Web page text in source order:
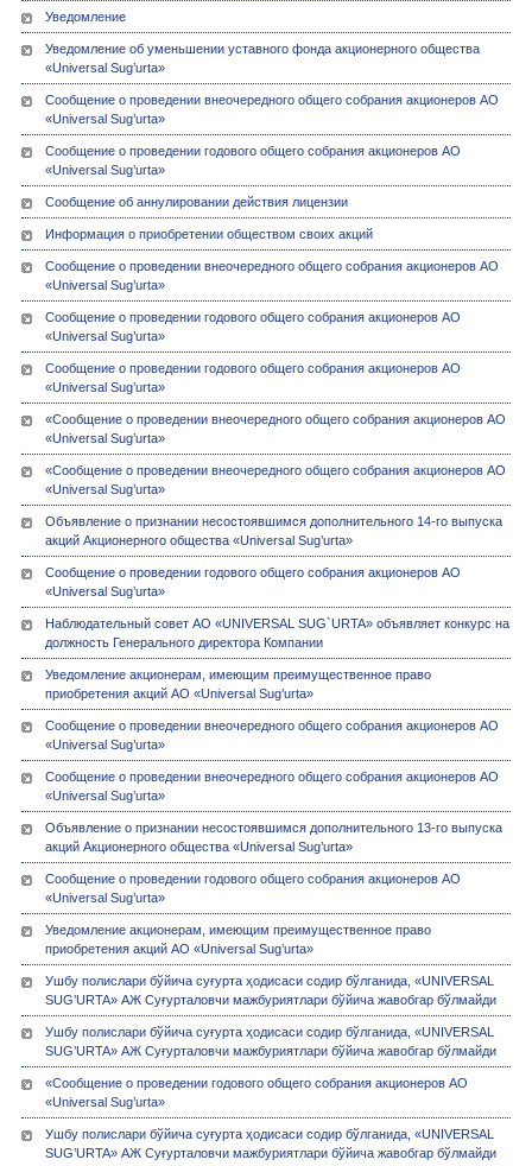
Уведомление
Уведомление об уменьшении уставного фонда акционерного общества
«Universal Sug’urta»
Сообщение о проведении внеочередного общего собрания акционеров АО
«Universal Sug’urta»
Сообщение о проведении годового общего собрания акционеров АО
«Universal Sug’urta»
Сообщение об аннулировании действия лицензии
Информация о приобретении обществом своих акций
Сообщение о проведении внеочередного общего собрания акционеров АО
«Universal Sug’urta»
Сообщение о проведении годового общего собрания акционеров АО
«Universal Sug’urta»
Сообщение о проведении годового общего собрания акционеров АО
«Universal Sug’urta»
«Сообщение о проведении внеочередного общего собрания акционеров АО
«Universal Sug’urta»
«Сообщение о проведении внеочередного общего собрания акционеров АО
«Universal Sug’urta»
Объявление о признании несостоявшимся дополнительного 14-го выпуска
акций Акционерного общества «Universal Sug’urta»
Сообщение о проведении годового общего собрания акционеров АО
«Universal Sug’urta»
Наблюдательный совет АО «UNIVERSAL SUG`URTA» объявляет конкурс на
должность Генерального директора Компании
Уведомление акционерам, имеющим преимущественное право
приобретения акций АО «Universal Sug’urta»
Сообщение о проведении внеочередного общего собрания акционеров АО
«Universal Sug’urta»
Сообщение о проведении внеочередного общего собрания акционеров АО
«Universal Sug’urta»
Объявление о признании несостоявшимся дополнительного 13-го выпуска
акций Акционерного общества «Universal Sug’urta»
Сообщение о проведении годового общего собрания акционеров АО
«Universal Sug’urta»
Уведомление акционерам, имеющим преимущественное право
приобретения акций АО «Universal Sug’urta»
Ушбу полислари бўйича суғурта ҳодисаси содир бўлганида, «UNIVERSAL
SUG’URTA» АЖ Суғурталовчи мажбуриятлари бўйича жавобгар бўлмайди
Ушбу полислари бўйича суғурта ҳодисаси содир бўлганида, «UNIVERSAL
SUG’URTA» АЖ Суғурталовчи мажбуриятлари бўйича жавобгар бўлмайди
«Сообщение о проведении годового общего собрания акционеров АО
«Universal Sug’urta»
Ушбу полислари бўйича суғурта ҳодисаси содир бўлганида, «UNIVERSAL
SUG’URTA» АЖ Суғурталовчи мажбуриятлари бўйича жавобгар бўлмайди